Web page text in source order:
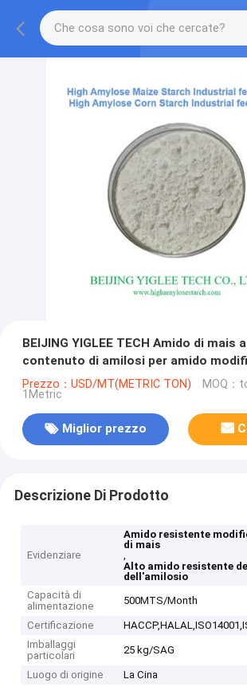
BEIJING YIGLEE TECH Amido di mais
contenuto di amilosi per amido
Prezzo：USD/MT(METRIC TON) MOQ：
1Metric
Miglior prezzo
Descrizione Di Prodotto
Evidenziare
Amido resistente
di mais
,
Alto amido resistente
dell'amilosio
Capacità di
alimentazione
500MTS/Month
Certificazione
Imballaggi
particolari
25 kg/SAG
Luogo di origine
La Cina